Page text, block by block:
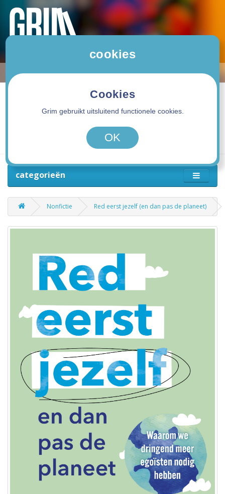
0 product(en) - 0,00€
categorieën
Nonfictie Red eerst jezelf (en dan pas de planeet)
cookies
Cookies
Grim gebruikt uitsluitend functionele cookies.
OK